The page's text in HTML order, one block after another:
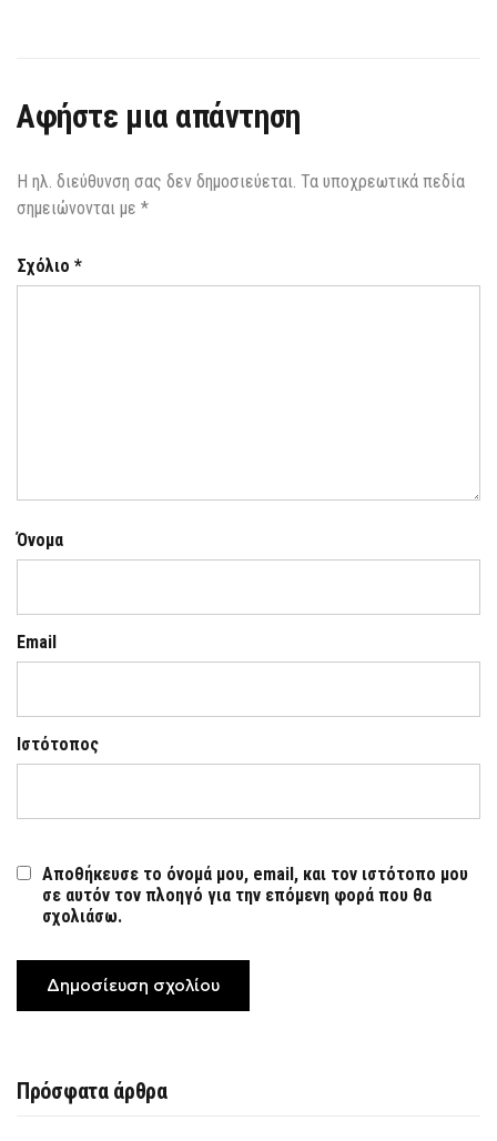
Αφήστε μια απάντηση
Η ηλ. διεύθυνση σας δεν δημοσιεύεται. Τα υποχρεωτικά πεδία
σημειώνονται με *
Σχόλιο *
Όνομα
Email
Ιστότοπος
Αποθήκευσε το όνομά μου, email, και τον ιστότοπο μου
σε αυτόν τον πλοηγό για την επόμενη φορά που θα
σχολιάσω.
Πρόσφατα άρθρα